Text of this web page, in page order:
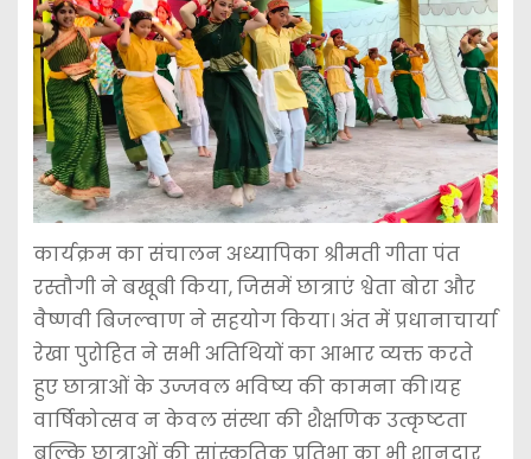
कार्यक्रम का संचालन अध्यापिका श्रीमती गीता पंत
रस्तौगी ने बखूबी किया, जिसमें छात्राएं श्वेता बोरा और
वैष्णवी बिजल्वाण ने सहयोग किया। अंत में प्रधानाचार्या
रेखा पुरोहित ने सभी अतिथियों का आभार व्यक्त करते
हुए छात्राओं के उज्जवल भविष्य की कामना की।यह
वार्षिकोत्सव न केवल संस्था की शैक्षणिक उत्कृष्टता